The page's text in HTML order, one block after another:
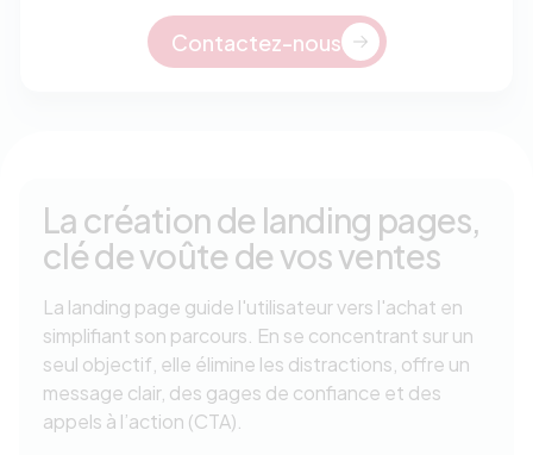
Contactez-nous
La création de landing pages,
clé de voûte de vos ventes
La landing page guide l'utilisateur vers l'achat en
simplifiant son parcours. En se concentrant sur un
seul objectif, elle élimine les distractions, offre un
message clair, des gages de confiance et des
appels à l’action (CTA).